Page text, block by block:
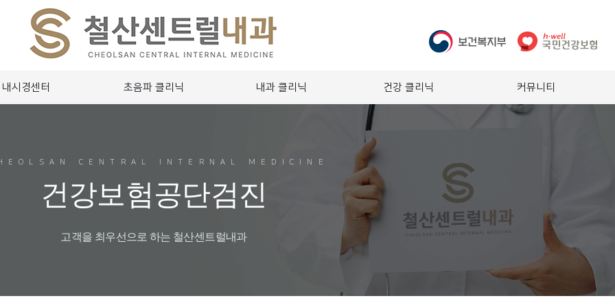
내시경센터 초음파 클리닉 내과 클리닉 건강 클리닉 커뮤니티
CENTRAL INTERNAL MEDICINE
건강보험공단검진
고객을 최우선으로 하는 철산센트럴내과